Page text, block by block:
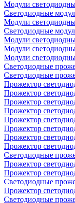
Модули
Светодиодные
Модули
Светодиодные
Модули
Модули
Модули
Светодиодные
Светодиодные
Прожектор
Прожектор
Прожектор
Прожектор
Прожектор
Прожектор
Прожектор
Прожектор
Светодиодные
Прожектор
Прожектор
Светодиодные
Прожектор
Светодиодные